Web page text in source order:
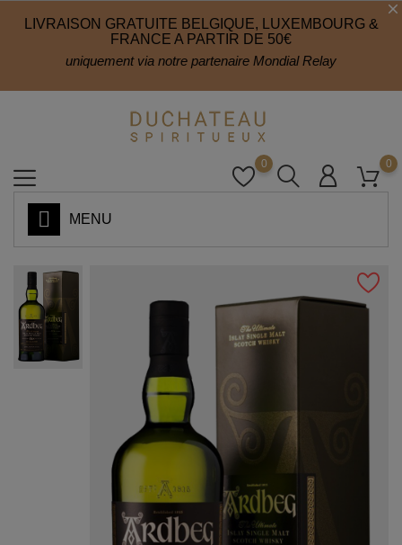
LIVRAISON GRATUITE BELGIQUE, LUXEMBOURG &
FRANCE A PARTIR DE 50€
uniquement via notre partenaire Mondial Relay
0
0
MENU